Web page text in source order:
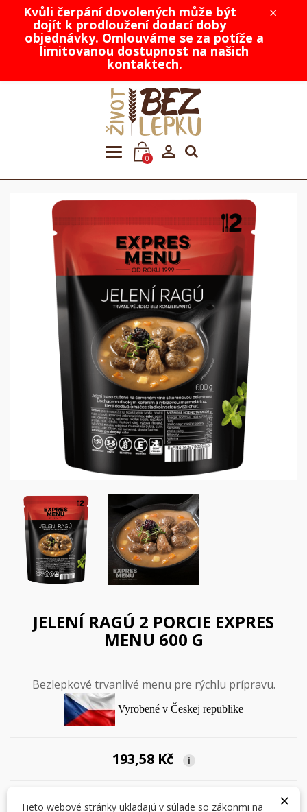
×
Kvůli čerpání dovolených může být
dojít k prodloužení dodací doby
objednávky. Omlouváme se za potíže a
limitovanou dostupnost na našich
kontaktech.
0 
JELENÍ RAGÚ 2 PORCIE EXPRES
MENU 600 G
Bezlepkové trvanlivé menu pre rýchlu prípravu.
Vyrobené v Českej republike
193,58 Kč i
Množstvo
Môj zoznam prianí
Vytvoriť zoznam želaní
Názov zoznamu želaní
Prihlásiť sa
Musíte byť prihlásený, aby ste si mohli výrobky uložiť do
×
Tieto webové stránky ukladajú v súlade so zákonmi na